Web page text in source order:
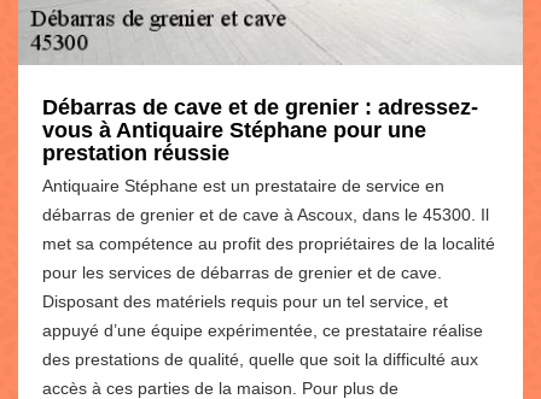
Débarras de cave et de grenier : adressez-
vous à Antiquaire Stéphane pour une
prestation réussie
Antiquaire Stéphane est un prestataire de service en
débarras de grenier et de cave à Ascoux, dans le 45300. Il
met sa compétence au profit des propriétaires de la localité
pour les services de débarras de grenier et de cave.
Disposant des matériels requis pour un tel service, et
appuyé d’une équipe expérimentée, ce prestataire réalise
des prestations de qualité, quelle que soit la difficulté aux
accès à ces parties de la maison. Pour plus de